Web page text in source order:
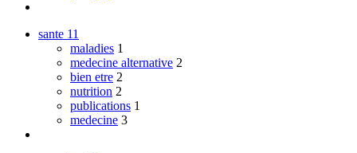
sante 11
maladies 1
medecine alternative 2
bien etre 2
nutrition 2
publications 1
medecine 3